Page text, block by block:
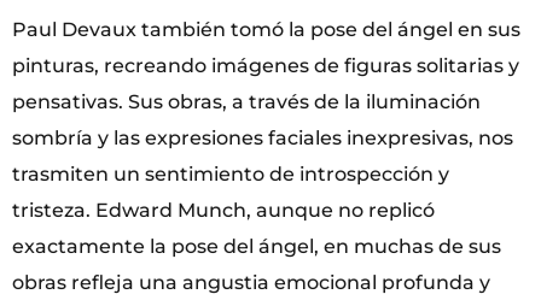
Paul Devaux también tomó la pose del ángel en sus
pinturas, recreando imágenes de figuras solitarias y
pensativas. Sus obras, a través de la iluminación
sombría y las expresiones faciales inexpresivas, nos
trasmiten un sentimiento de introspección y
tristeza. Edward Munch, aunque no replicó
exactamente la pose del ángel, en muchas de sus
obras refleja una angustia emocional profunda y